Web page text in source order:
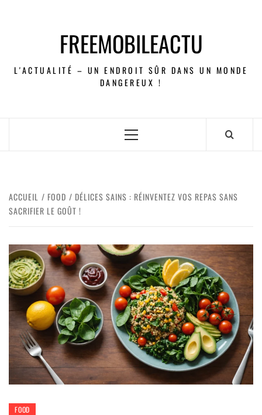
FREEMOBILEACTU
L'ACTUALITÉ – UN ENDROIT SÛR DANS UN MONDE
DANGEREUX !
ACCUEIL FOOD
DÉLICES SAINS : RÉINVENTEZ VOS REPAS SANS
SACRIFIER LE GOÛT !
FOOD